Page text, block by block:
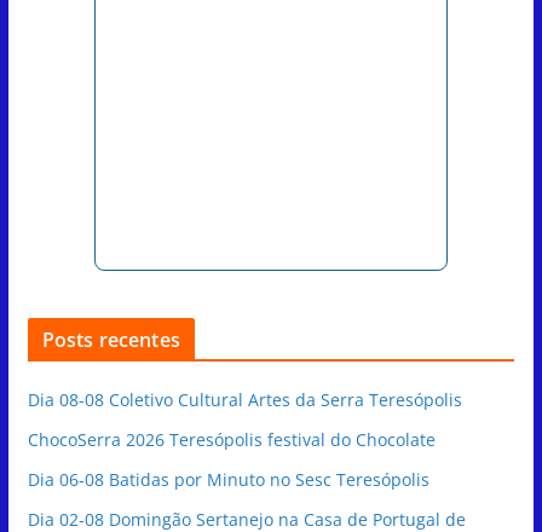
Posts recentes
Dia 08-08 Coletivo Cultural Artes da Serra Teresópolis
ChocoSerra 2026 Teresópolis festival do Chocolate
Dia 06-08 Batidas por Minuto no Sesc Teresópolis
Dia 02-08 Domingão Sertanejo na Casa de Portugal de